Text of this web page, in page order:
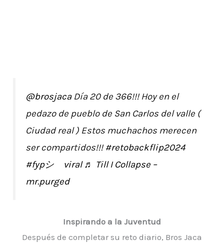
@brosjacaDía 20 de 366!!! Hoy en el
pedazo de pueblo de San Carlos del valle (
Ciudad real ) Estos muchachos merecen
ser compartidos!!!#retobackflip2024
#fypシ゚viral ♬ Till I Collapse –
mr.purged
Inspirando a la Juventud
Después de completar su reto diario, Bros Jaca